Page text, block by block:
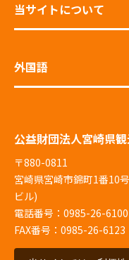
当サイトについて
外国語
公益財団法人宮崎県
〒880-0811
宮崎県宮崎市錦町1番10
ビル)
電話番号：0985-26-6100
FAX番号：0985-26-6123